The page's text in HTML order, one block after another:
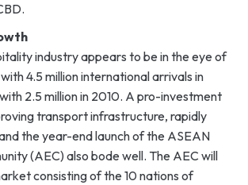
industry appears to be in the eye of
4.5 million international arrivals in
2.5 million in 2010. A pro-investment
transport infrastructure, rapidly
the year-end launch of the ASEAN
(AEC) also bode well. The AEC will
consisting of the 10 nations of